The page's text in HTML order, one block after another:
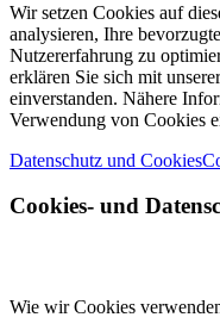
Wir setzen Cookies auf
analysieren, Ihre
Nutzererfahrung zu
erklären Sie sich mit
einverstanden. Nähere
Verwendung von Cookies
Datenschutz und Cookies
Cookies- und
Wie wir Cookies